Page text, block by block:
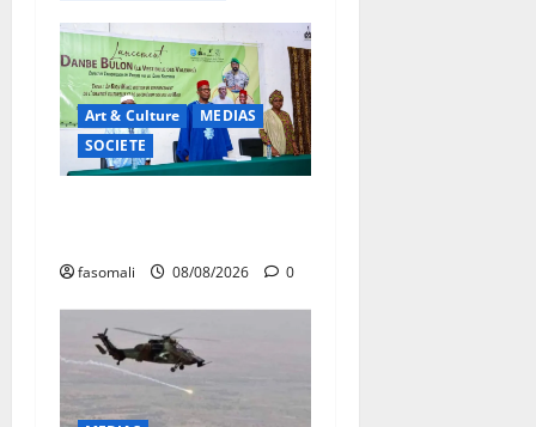
Art & Culture
MEDIAS
SOCIETE
fasomali 08/08/2026 0